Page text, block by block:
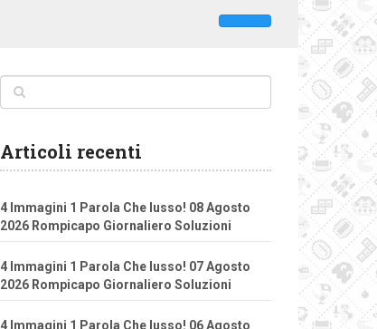
Articoli recenti
4 Immagini 1 Parola Che lusso! 08 Agosto
2026 Rompicapo Giornaliero Soluzioni
4 Immagini 1 Parola Che lusso! 07 Agosto
2026 Rompicapo Giornaliero Soluzioni
4 Immagini 1 Parola Che lusso! 06 Agosto